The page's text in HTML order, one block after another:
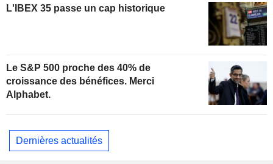
L'IBEX 35 passe un cap historique
Le S&P 500 proche des 40% de
croissance des bénéfices. Merci
Alphabet.
Dernières actualités